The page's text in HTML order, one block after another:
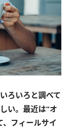
ろいろと調べて
い。最近は“オ
、フィールサイ